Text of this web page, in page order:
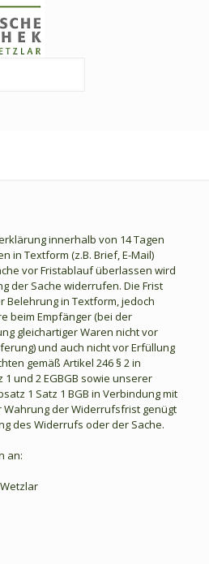
innerhalb von 14 Tagen
in Textform (z.B. Brief, E-Mail)
vor Fristablauf überlassen wird
der Sache widerrufen. Die Frist
Belehrung in Textform, jedoch
beim Empfänger (bei der
gleichartiger Waren nicht vor
und auch nicht vor Erfüllung
gemäß Artikel 246 § 2 in
und 2 EGBGB sowie unserer
1 Satz 1 BGB in Verbindung mit
Wahrung der Widerrufsfrist genügt
des Widerrufs oder der Sache.
an: